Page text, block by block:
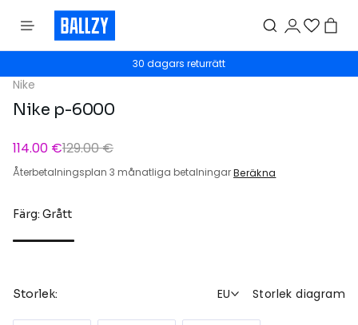
30 dagars returrätt
Nike
Nike p-6000
114.00 €129.00 €
Återbetalningsplan 3 månatliga betalningarBeräkna
Färg: Grått
Storlek: EU Storlek diagram